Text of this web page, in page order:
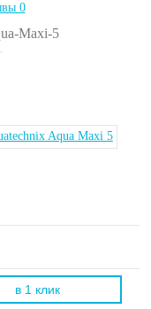
0
Maxi-5
в 1 клик